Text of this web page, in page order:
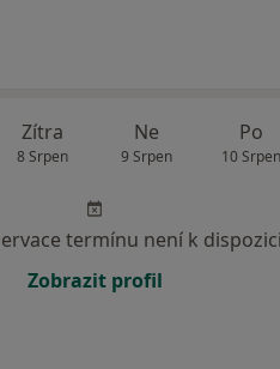
Zítra
8 Srpen
Ne
9 Srpen
Po
10 Srpen
termínu není k dispozici
Zobrazit profil